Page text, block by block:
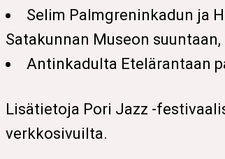
Selim Palmgreninkadun ja
Satakunnan Museon
Antinkadulta Etelärantaan
Lisätietoja Pori Jazz -
verkkosivuilta.